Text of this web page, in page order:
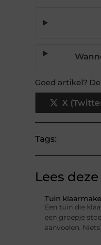
Goed artikel?
X
Tags:
Lees deze
Tuin
Een tuin die
een groepje
aanvoelen.